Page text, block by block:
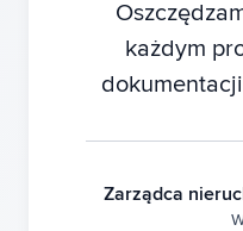
każdym
Zarządca